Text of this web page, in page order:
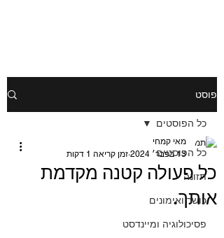
פוסט
כל הפוסטים
תזונה
כושר ואימונים
פסיכולוגיה ומיינדסט
כל הפוסטים
כל פעולה קטנה מקדמת
אותך.
מאי קמחי
13 בפבר׳ 2024
זמן קריאה 1 דקות